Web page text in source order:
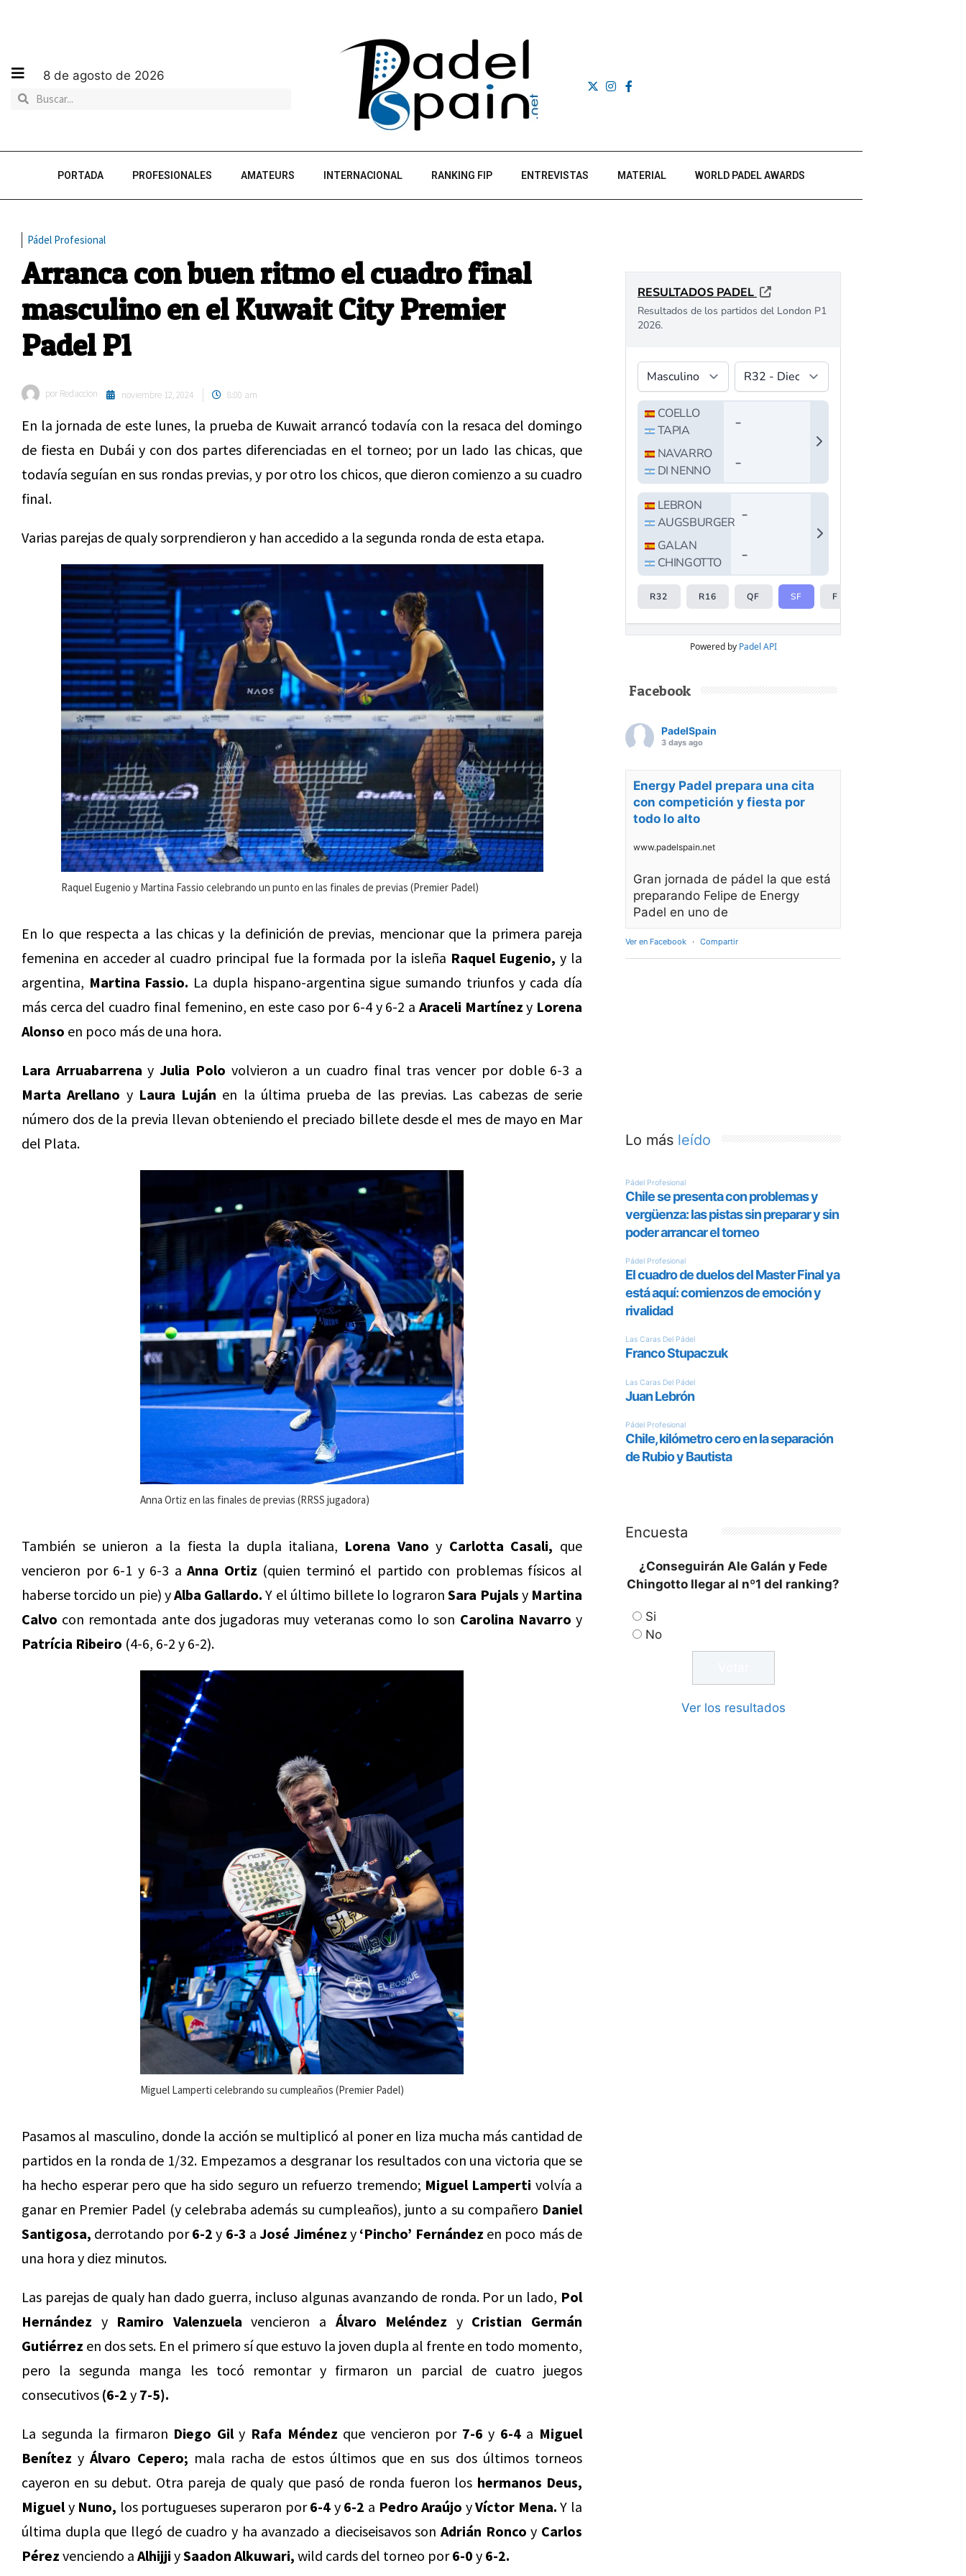
8 de agosto de 2026
PORTADA PROFESIONALES AMATEURS INTERNACIONAL RANKING FIP ENTREVISTAS MATERIAL WORLD PADEL AWARDS
Pádel Profesional
Arranca con buen ritmo el cuadro final
masculino en el Kuwait City Premier
Padel P1
por Redaccion noviembre 12, 2024 8:00 am
En la jornada de este lunes, la prueba de Kuwait arrancó todavía con la resaca del domingo
de fiesta en Dubái y con dos partes diferenciadas en el torneo; por un lado las chicas, que
todavía seguían en sus rondas previas, y por otro los chicos, que dieron comienzo a su cuadro
final.
Varias parejas de qualy sorprendieron y han accedido a la segunda ronda de esta etapa.
Raquel Eugenio y Martina Fassio celebrando un punto en las finales de previas (Premier Padel)
En lo que respecta a las chicas y la definición de previas, mencionar que la primera pareja
femenina en acceder al cuadro principal fue la formada por la isleña Raquel Eugenio, y la
argentina, Martina Fassio. La dupla hispano-argentina sigue sumando triunfos y cada día
más cerca del cuadro final femenino, en este caso por 6-4 y 6-2 a Araceli Martínez y Lorena
Alonso en poco más de una hora.
Lara Arruabarrena yJulia Polo volvieron a un cuadro final tras vencer por doble 6-3 a
Marta Arellano y Laura Luján en la última prueba de las previas. Las cabezas de serie
número dos de la previa llevan obteniendo el preciado billete desde el mes de mayo en Mar
del Plata.
Anna Ortiz en las finales de previas (RRSS jugadora)
También se unieron a la fiesta la dupla italiana, Lorena Vano y Carlotta Casali, que
vencieron por 6-1 y 6-3 aAnna Ortiz (quien terminó el partido con problemas físicos al
haberse torcido un pie) yAlba Gallardo. Y el último billete lo lograronSara Pujals y Martina
Calvo con remontada ante dos jugadoras muy veteranas como lo son Carolina Navarro y
Patrícia Ribeiro (4-6, 6-2 y 6-2).
Miguel Lamperti celebrando su cumpleaños (Premier Padel)
Pasamos al masculino, donde la acción se multiplicó al poner en liza mucha más cantidad de
partidos en la ronda de 1/32. Empezamos a desgranar los resultados con una victoria que se
ha hecho esperar pero que ha sido seguro un refuerzo tremendo; Miguel Lamperti volvía a
ganar en Premier Padel (y celebraba además su cumpleaños), junto a su compañero Daniel
Santigosa, derrotando por6-2 y 6-3 aJosé Jiménez y ‘Pincho’ Fernández en poco más de
una hora y diez minutos.
Las parejas de qualy han dado guerra, incluso algunas avanzando de ronda. Por un lado, Pol
Hernández y Ramiro Valenzuela vencieron a Álvaro Meléndez y Cristian Germán
Gutiérrez en dos sets. En el primero sí que estuvo la joven dupla al frente en todo momento,
pero la segunda manga les tocó remontar y firmaron un parcial de cuatro juegos
consecutivos (6-2 y 7-5).
La segunda la firmaron Diego Gily Rafa Méndez que vencieron por 7-6 y 6-4a Miguel
Benítez yÁlvaro Cepero; mala racha de estos últimos que en sus dos últimos torneos
cayeron en su debut. Otra pareja de qualy que pasó de ronda fueron los hermanos Deus,
Miguely Nuno, los portugueses superaron por6-4 y 6-2 a Pedro Araújo yVíctor Mena. Y la
última dupla que llegó de cuadro y ha avanzado a dieciseisavos son Adrián Ronco y Carlos
Pérez venciendo a Alhijji ySaadon Alkuwari, wild cards del torneo por6-0 y 6-2.
Powered by Padel API
Facebook
PadelSpain
3 days ago
Energy Padel prepara una cita
con competición y fiesta por
todo lo alto
www.padelspain.net
Gran jornada de pádel la que está
preparando Felipe de Energy
Padel en uno de
Ver en Facebook · Compartir
Lo más leído
Encuesta
¿Conseguirán Ale Galán y Fede
Chingotto llegar al nº1 del ranking?
Si
No
Ver los resultados